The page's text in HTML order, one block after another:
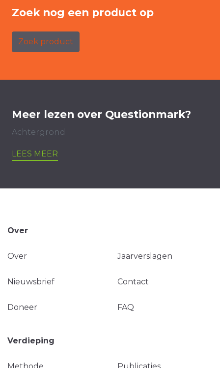
Zoek nog een product op
Zoek product
Meer lezen over Questionmark?
Achtergrond
LEES MEER
Over
Over Jaarverslagen
Nieuwsbrief Contact
Doneer FAQ
Verdieping